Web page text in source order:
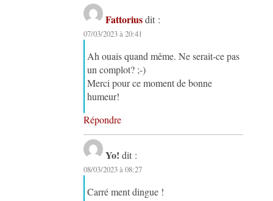
Fattorius dit :
07/03/2023 à 20:41
Ah ouais quand même. Ne serait-ce pas
un complot? ;-)
Merci pour ce moment de bonne
humeur!
Répondre
Yo! dit :
08/03/2023 à 08:27
Carré ment dingue !